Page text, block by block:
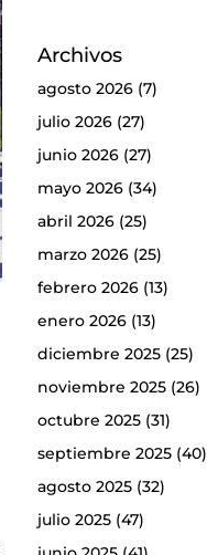
Archivos
agosto 2026(7)
julio 2026(27)
junio 2026(27)
mayo 2026(34)
abril 2026(25)
marzo 2026(25)
febrero 2026(13)
enero 2026(13)
diciembre 2025(25)
noviembre 2025(26)
octubre 2025(31)
septiembre 2025(40)
agosto 2025(32)
julio 2025(47)